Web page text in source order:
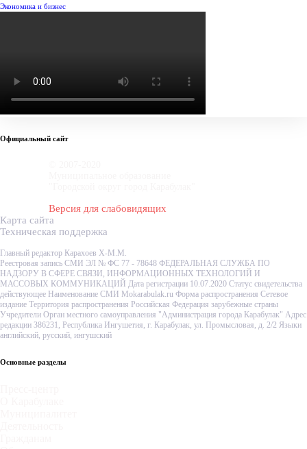
Экономика и бизнес
Официальный сайт
Версия для слабовидящих
Карта сайта
Техническая поддержка
Главный редактор Карахоев Х-М.М.
Реестровая запись СМИ ЭЛ № ФС 77 - 78648 ФЕДЕРАЛЬНАЯ СЛУЖБА ПО
НАДЗОРУ В СФЕРЕ СВЯЗИ, ИНФОРМАЦИОННЫХ ТЕХНОЛОГИЙ И
МАССОВЫХ КОММУНИКАЦИЙ Дата регистрации 10.07.2020 Статус свидетельства
действующее Наименование СМИ Mokarabulak.ru Форма распространения Сетевое
издание Территория распространения Российская Федерация зарубежные страны
Учредители Орган местного самоуправления "Администрация города Карабулак" Адрес
редакции 386231, Республика Ингушетия, г. Карабулак, ул. Промысловая, д. 2/2 Языки
английский, русский, ингушский
Основные разделы